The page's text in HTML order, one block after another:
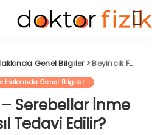
Genel Bilgiler> Beyincik Felci – Serebellar İnme Nedir? Nasıl Tedavi Edilir?
Hakkında Genel Bilgiler
Serebellar İnme
Tedavi Edilir?